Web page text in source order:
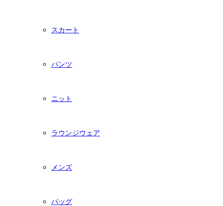
スカート
パンツ
ニット
ラウンジウェア
メンズ
バッグ